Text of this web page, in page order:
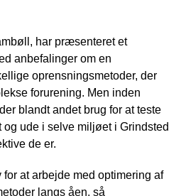
har præsenteret et
anbefalinger om en
oprensningsmetoder, der
forurening. Men inden
blandt andet brug for at teste
og ude i selve miljøet i Grindsted
de er.
for at arbejde med optimering af
langs åen, så